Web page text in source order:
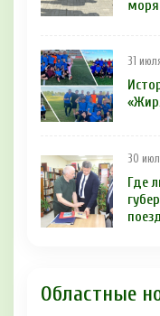
моря
31
30
Где
Областные